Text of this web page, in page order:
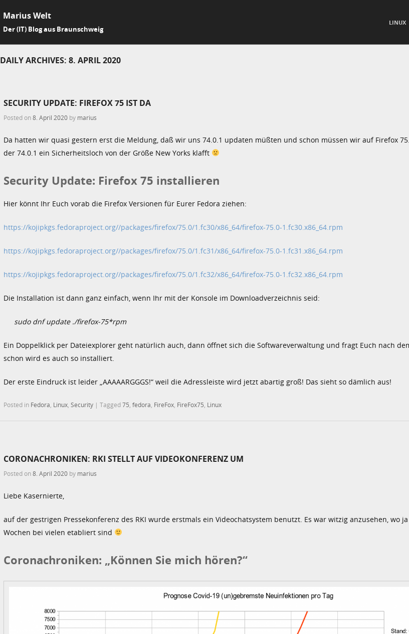
Marius Welt
Der (IT) Blog aus Braunschweig
LINUX
DAILY ARCHIVES: 8. APRIL 2020
SECURITY UPDATE: FIREFOX 75 IST DA
Posted on8. April 2020 by marius
Da hatten wir quasi gestern erst die Meldung, daß wir uns 74.0.1 updaten müßten und schon müssen wir auf Firefox
der 74.0.1 ein Sicherheitsloch von der Größe New Yorks klafft
Security Update: Firefox 75 installieren
Hier könnt Ihr Euch vorab die Firefox Versionen für Eurer Fedora ziehen:
https://kojipkgs.fedoraproject.org//packages/firefox/75.0/1.fc30/x86_64/firefox-75.0-1.fc30.x86_64.rpm
https://kojipkgs.fedoraproject.org//packages/firefox/75.0/1.fc31/x86_64/firefox-75.0-1.fc31.x86_64.rpm
https://kojipkgs.fedoraproject.org//packages/firefox/75.0/1.fc32/x86_64/firefox-75.0-1.fc32.x86_64.rpm
Die Installation ist dann ganz einfach, wenn Ihr mit der Konsole im Downloadverzeichnis seid:
sudo dnf update ./firefox-75*rpm
Ein Doppelklick per Dateiexplorer geht natürlich auch, dann öffnet sich die Softwareverwaltung und fragt Euch nach
schon wird es auch so installiert.
Der erste Eindruck ist leider „AAAAARGGGS!“ weil die Adressleiste wird jetzt abartig groß! Das sieht so dämlich aus!
Posted in Fedora Linux Security | Tagged75 fedora FireFox FireFox75 Linux
CORONACHRONIKEN: RKI STELLT AUF VIDEOKONFERENZ UM
Posted on8. April 2020 by marius
Liebe Kasernierte,
auf der gestrigen Pressekonferenz des RKI wurde erstmals ein Videochatsystem benutzt. Es war witzig anzusehen, wo
Wochen bei vielen etabliert sind
Coronachroniken: „Können Sie mich hören?“